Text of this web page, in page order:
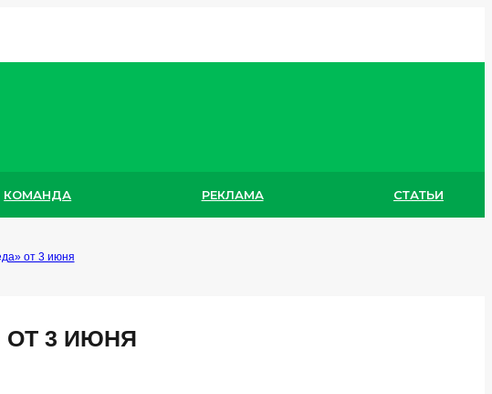
КОМАНДА РЕКЛАМА СТАТЬИ
от 3 июня
ОТ 3 ИЮНЯ